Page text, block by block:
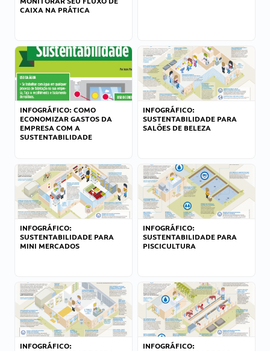
CAIXA NA PRÁTICA
INFOGRÁFICO: COMO
ECONOMIZAR GASTOS DA
EMPRESA COM A
SUSTENTABILIDADE
INFOGRÁFICO:
SUSTENTABILIDADE PARA
SALÕES DE BELEZA
INFOGRÁFICO:
SUSTENTABILIDADE PARA
MINI MERCADOS
INFOGRÁFICO:
SUSTENTABILIDADE PARA
PISCICULTURA
INFOGRÁFICO:
INFOGRÁFICO: